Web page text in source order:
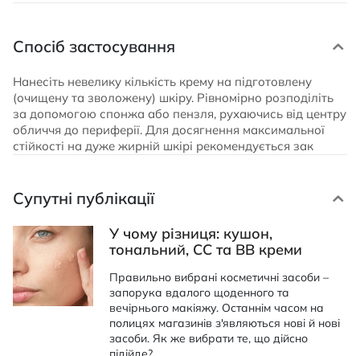
Спосіб застосування
Нанесіть невелику кількість крему на підготовлену
(очищену та зволожену) шкіру. Рівномірно розподіліть
за допомогою спонжа або пензля, рухаючись від центру
обличчя до периферії. Для досягнення максимальної
стійкості на дуже жирній шкірі рекомендується зак
Супутні публікації
У чому різниця: кушон,
тональний, CC та BB креми
Правильно вибрані косметичні засоби –
запорука вдалого щоденного та
вечірнього макіяжу. Останнім часом на
полицях магазинів з'являються нові й нові
засоби. Як же вибрати те, що дійсно